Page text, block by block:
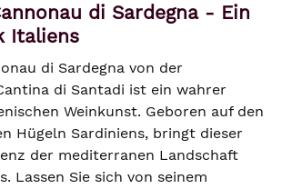
di Sardegna - Ein
Italiens
di Sardegna von der
di Santadi ist ein wahrer
Weinkunst. Geboren auf den
Hügeln Sardiniens, bringt dieser
der mediterranen Landschaft
Lassen Sie sich von seinem